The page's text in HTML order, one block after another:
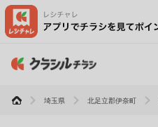
埼玉県 北足立郡伊奈町